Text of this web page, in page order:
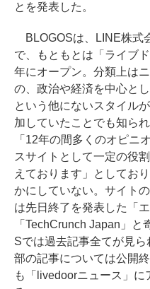
とを発表した。
BLOGOSは、LINE株式
で、もともとは「ライブ
年にオープン。分類上は
の、政治や経済を中心と
という他にないスタイル
加していたことでも知ら
「12年の間多くのオピニ
スサイトとして一定の役
えております」としてお
かにしていない。サイト
は先日終了を発表した「
「TechCrunch Japan」
Sでは過去記事全てが見
部の記事については公開
も「livedoorニュース」